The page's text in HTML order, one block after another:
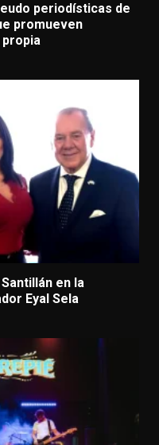
periodísticas de
promueven
en la
Eyal Sela